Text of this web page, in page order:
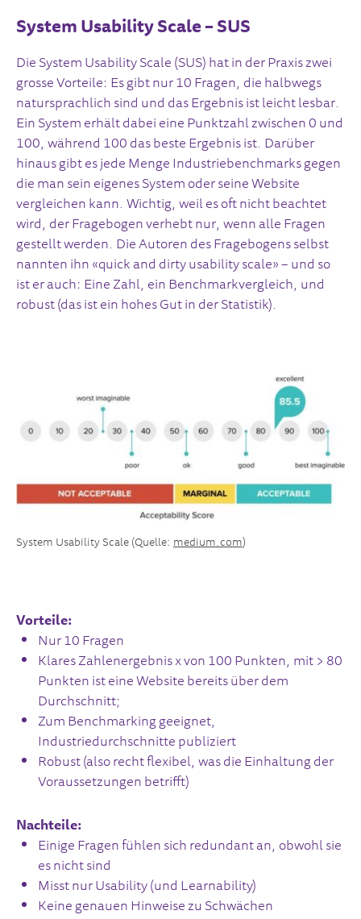
System Usability Scale – SUS
Die System Usability Scale (SUS) hat in der Praxis zwei
grosse Vorteile: Es gibt nur 10 Fragen, die halbwegs
natursprachlich sind und das Ergebnis ist leicht lesbar.
Ein System erhält dabei eine Punktzahl zwischen 0 und
100, während 100 das beste Ergebnis ist. Darüber
hinaus gibt es jede Menge Industriebenchmarks gegen
die man sein eigenes System oder seine Website
vergleichen kann. Wichtig, weil es oft nicht beachtet
wird, der Fragebogen verhebt nur, wenn alle Fragen
gestellt werden. Die Autoren des Fragebogens selbst
nannten ihn «quick and dirty usability scale» – und so
ist er auch: Eine Zahl, ein Benchmarkvergleich, und
robust (das ist ein hohes Gut in der Statistik).
System Usability Scale (Quelle: medium.com)
Vorteile:
Nur 10 Fragen
Klares Zahlenergebnis x von 100 Punkten, mit > 80
Punkten ist eine Website bereits über dem
Durchschnitt;
Zum Benchmarking geeignet,
Industriedurchschnitte publiziert
Robust (also recht flexibel, was die Einhaltung der
Voraussetzungen betrifft)
Nachteile:
Einige Fragen fühlen sich redundant an, obwohl sie
es nicht sind
Misst nur Usability (und Learnability)
Keine genauen Hinweise zu Schwächen